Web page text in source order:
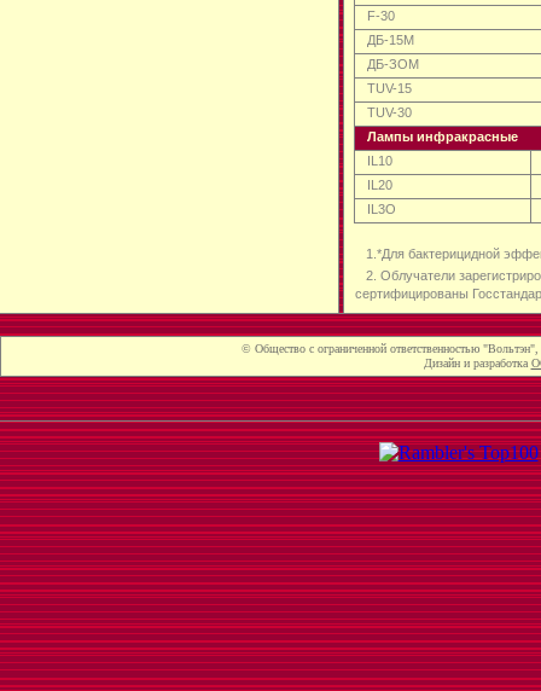
F-30
ДБ-15М
ДБ-ЗОМ
TUV-15
TUV-30
Лампы инфракрасные
IL10
IL20
IL3O
1.*Для бактерицидной
2. Облучатели
сертифицированы
© Общество с ограниченной ответственностью
Дизайн и разработка